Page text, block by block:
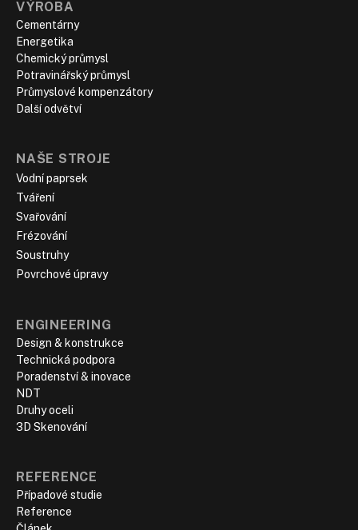
VÝROBA
Cementárny
Energetika
Chemický průmysl
Potravinářský průmysl
Průmyslové kompenzátory
Další odvětví
NAŠE STROJE
Vodní paprsek
Tváření
Svařování
Frézování
Soustruhy
Povrchové úpravy
ENGINEERING
Design & konstrukce
Technická podpora
Poradenství & inovace
NDT
Druhy oceli
3D Skenování
REFERENCE
Případové studie
Reference